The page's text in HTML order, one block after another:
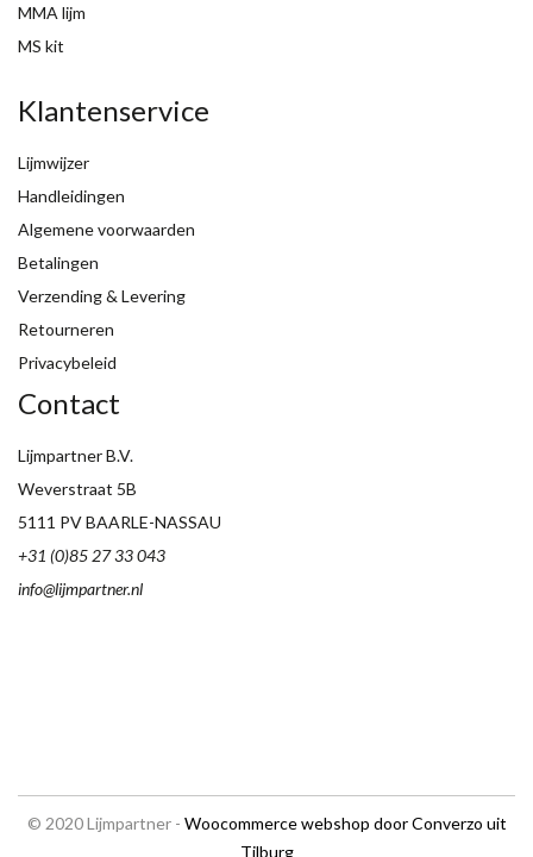
MMA lijm
MS kit
Klantenservice
Lijmwijzer
Handleidingen
Algemene voorwaarden
Betalingen
Verzending & Levering
Retourneren
Privacybeleid
Contact
Lijmpartner B.V.
Weverstraat 5B
5111 PV BAARLE-NASSAU
+31 (0)85 27 33 043
info@lijmpartner.nl
© 2020 Lijmpartner - Woocommerce webshop door Converzo uit
Tilburg